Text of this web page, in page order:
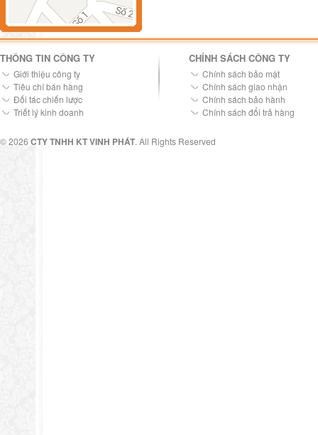
THÔNG TIN CÔNG TY
Giới thiệu công ty
Tiêu chí bán hàng
Đối tác chiến lược
Triết lý kinh doanh
CHÍNH SÁCH CÔNG TY
Chính sách bảo mật
Chính sách giao nhận
Chính sách bảo hành
Chính sách đổi trả hàng
© 2026 CTY TNHH KT VINH PHÁT. All Rights Reserved